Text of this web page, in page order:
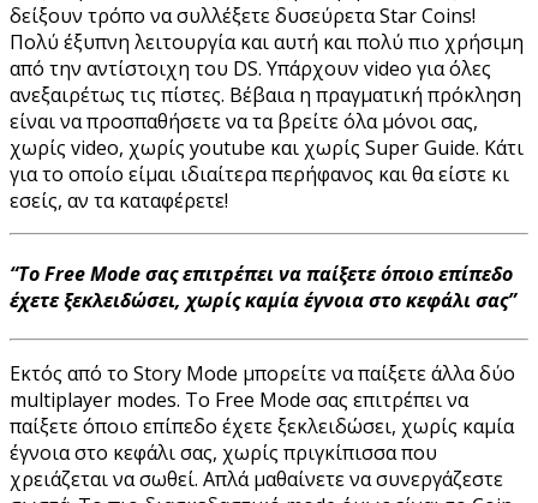
δείξουν τρόπο να συλλέξετε δυσεύρετα Star Coins!
Πολύ έξυπνη λειτουργία και αυτή και πολύ πιο χρήσιμη
από την αντίστοιχη του DS. Υπάρχουν video για όλες
ανεξαιρέτως τις πίστες. Βέβαια η πραγματική πρόκληση
είναι να προσπαθήσετε να τα βρείτε όλα μόνοι σας,
χωρίς video, χωρίς youtube και χωρίς Super Guide. Κάτι
για το οποίο είμαι ιδιαίτερα περήφανος και θα είστε κι
εσείς, αν τα καταφέρετε!
“Το Free Mode σας επιτρέπει να παίξετε όποιο επίπεδο
έχετε ξεκλειδώσει, χωρίς καμία έγνοια στο κεφάλι σας”
Εκτός από το Story Mode μπορείτε να παίξετε άλλα δύο
multiplayer modes. Το Free Mode σας επιτρέπει να
παίξετε όποιο επίπεδο έχετε ξεκλειδώσει, χωρίς καμία
έγνοια στο κεφάλι σας, χωρίς πριγκίπισσα που
χρειάζεται να σωθεί. Απλά μαθαίνετε να συνεργάζεστε